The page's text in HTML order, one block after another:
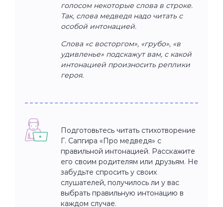
голосом некоторые слова в строке.
Так, слова медведя надо читать с
особой интонацией.
Слова «с восторгом», «грубо», «в
удивленье» подскажут вам, с какой
интонацией произносить реплики
героя.
Подготовьтесь читать стихотворение
Г. Сапгира «Про медведя» с
правильной интонацией. Расскажите
его своим родителям или друзьям. Не
забудьте спросить у своих
слушателей, получилось ли у вас
выбрать правильную интонацию в
каждом случае.